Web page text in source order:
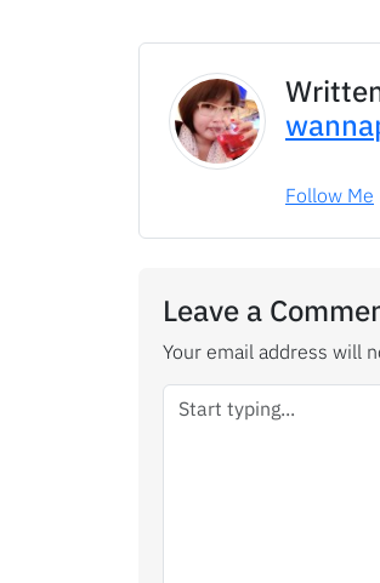
Follow Me
Leave a
Your email address will